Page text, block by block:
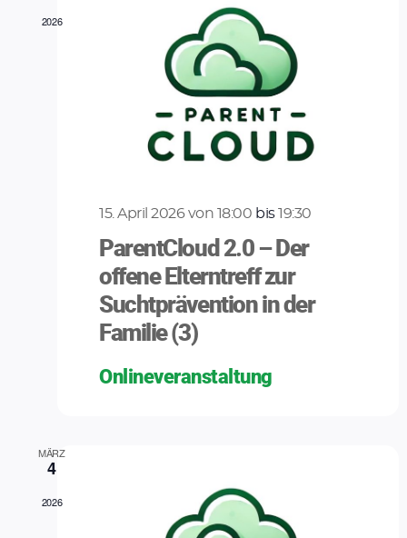
2026
15. April 2026 von 18:00 bis19:30
ParentCloud 2.0 – Der
offene Elterntreff zur
Suchtprävention in der
Familie (3)
Onlineveranstaltung
MÄRZ
4
2026